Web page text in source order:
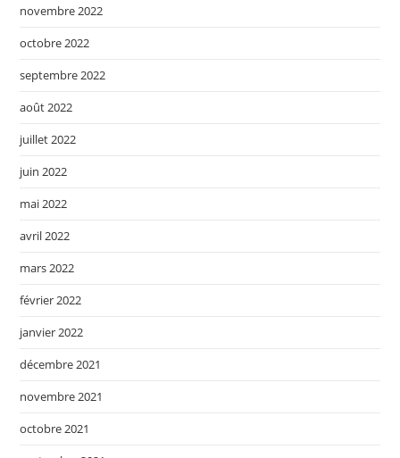
novembre 2022
octobre 2022
septembre 2022
août 2022
juillet 2022
juin 2022
mai 2022
avril 2022
mars 2022
février 2022
janvier 2022
décembre 2021
novembre 2021
octobre 2021